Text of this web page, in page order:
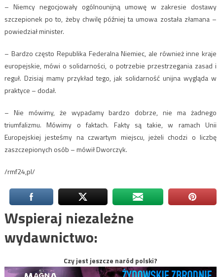
– Niemcy negocjowały ogólnounijną umowę w zakresie dostawy
szczepionek po to, żeby chwilę później ta umowa została złamana –
powiedział minister.
– Bardzo często Republika Federalna Niemiec, ale również inne kraje
europejskie, mówi o solidarności, o potrzebie przestrzegania zasad i
reguł. Dzisiaj mamy przykład tego, jak solidarność unijna wygląda w
praktyce – dodał.
– Nie mówimy, że wypadamy bardzo dobrze, nie ma żadnego
triumfalizmu. Mówimy o faktach. Fakty są takie, w ramach Unii
Europejskiej jesteśmy na czwartym miejscu, jeżeli chodzi o liczbę
zaszczepionych osób – mówił Dworczyk.
/rmf24,pl/
Wspieraj niezależne
wydawnictwo:
Czy jest jeszcze naród polski?